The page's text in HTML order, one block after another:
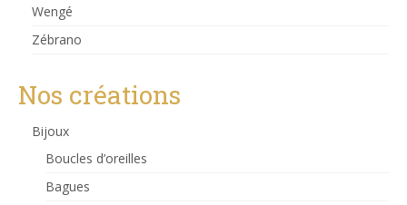
Wengé
Zébrano
Nos créations
Bijoux
Boucles d’oreilles
Bagues